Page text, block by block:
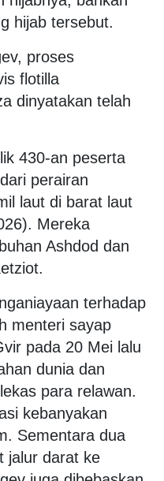
hijab tersebut.
proses
flotilla
dinyatakan telah
430-an peserta
perairan
laut di barat laut
Mereka
Ashdod dan
terhadap
menteri sayap
pada 20 Mei lalu
dunia dan
para relawan.
kebanyakan
Sementara dua
jalur darat ke